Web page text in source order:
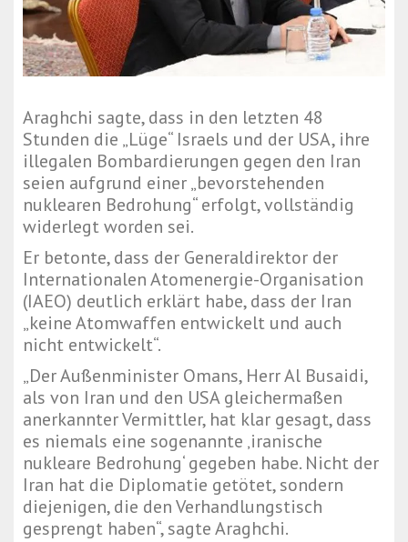
Araghchi sagte, dass in den letzten 48
Stunden die „Lüge“ Israels und der USA, ihre
illegalen Bombardierungen gegen den Iran
seien aufgrund einer „bevorstehenden
nuklearen Bedrohung“ erfolgt, vollständig
widerlegt worden sei.
Er betonte, dass der Generaldirektor der
Internationalen Atomenergie-Organisation
(IAEO) deutlich erklärt habe, dass der Iran
„keine Atomwaffen entwickelt und auch
nicht entwickelt“.
„Der Außenminister Omans, Herr Al Busaidi,
als von Iran und den USA gleichermaßen
anerkannter Vermittler, hat klar gesagt, dass
es niemals eine sogenannte ‚iranische
nukleare Bedrohung‘ gegeben habe. Nicht der
Iran hat die Diplomatie getötet, sondern
diejenigen, die den Verhandlungstisch
gesprengt haben“, sagte Araghchi.